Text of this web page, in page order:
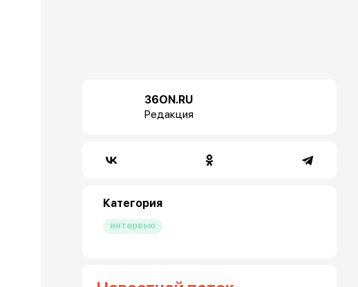
36ON.RU
Редакция
Категория
интервью